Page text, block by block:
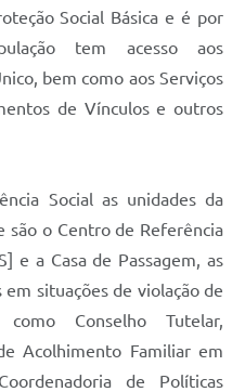
Social Básica e é por
tem acesso aos
bem como aos Serviços
de Vínculos e outros
Social as unidades da
são o Centro de Referência
] e a Casa de Passagem, as
situações de violação de
Conselho Tutelar,
Acolhimento Familiar em
de Políticas